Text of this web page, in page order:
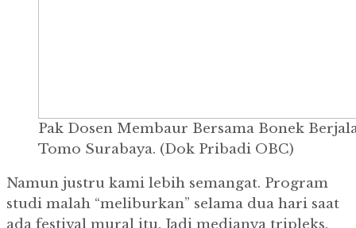
Pak Dosen Membaur Bersama Bonek
Tomo Surabaya. (Dok Pribadi OBC)
Namun justru kami lebih semangat. Program
studi malah “meliburkan” selama dua hari saat